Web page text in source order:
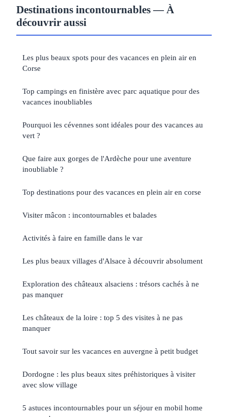
Destinations incontournables — À
découvrir aussi
Les plus beaux spots pour des vacances en plein air en
Corse
Top campings en finistère avec parc aquatique pour des
vacances inoubliables
Pourquoi les cévennes sont idéales pour des vacances au
vert ?
Que faire aux gorges de l'Ardèche pour une aventure
inoubliable ?
Top destinations pour des vacances en plein air en corse
Visiter mâcon : incontournables et balades
Activités à faire en famille dans le var
Les plus beaux villages d'Alsace à découvrir absolument
Exploration des châteaux alsaciens : trésors cachés à ne
pas manquer
Les châteaux de la loire : top 5 des visites à ne pas
manquer
Tout savoir sur les vacances en auvergne à petit budget
Dordogne : les plus beaux sites préhistoriques à visiter
avec slow village
5 astuces incontournables pour un séjour en mobil home